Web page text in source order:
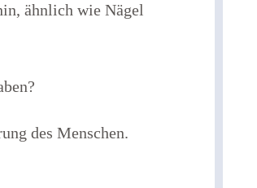
ähnlich wie Nägel
des Menschen.